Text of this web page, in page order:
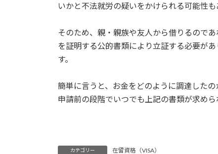
いかと不法就労の疑いをかけられる可能性も
そのため、親・親族や友人から借りるので
を証明する公的書類により立証する必要が
す。
簡単に言うと、お金をどのように調達した
申請前の段階でいつでも上記の書類が求め
カテゴリー 在留資格（VISA）